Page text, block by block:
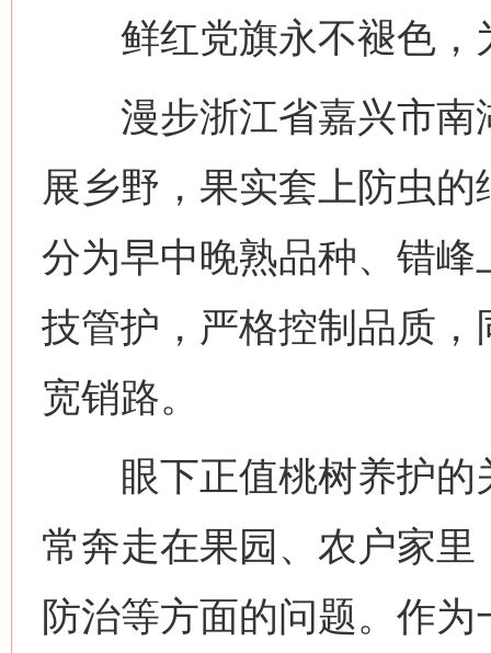
鲜红党旗永不褪色，
漫步浙江省嘉兴市南
展乡野，果实套上防虫
分为早中晚熟品种、错
技管护，严格控制品质
宽销路。
眼下正值桃树养护的
常奔走在果园、农户家
防治等方面的问题。作为